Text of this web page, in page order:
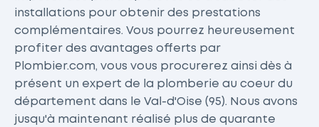
installations pour obtenir des prestations
complémentaires. Vous pourrez heureusement
profiter des avantages offerts par
Plombier.com, vous vous procurerez ainsi dès à
présent un expert de la plomberie au coeur du
département dans le Val-d'Oise (95). Nous avons
jusqu'à maintenant réalisé plus de quarante